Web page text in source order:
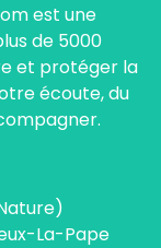
est une
de 5000
et protéger la
écoute, du
La-Pape